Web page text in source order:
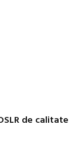
de calitate